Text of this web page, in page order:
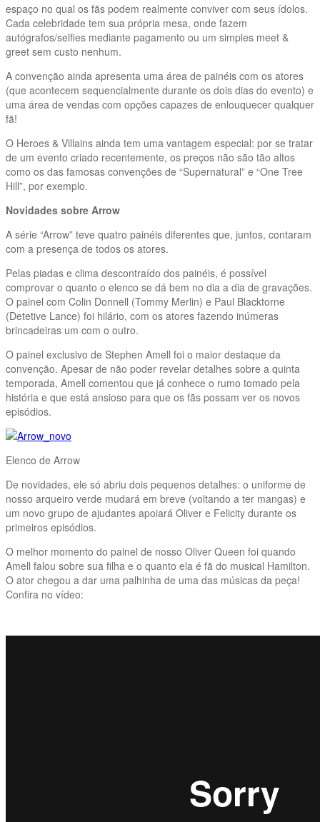
espaço no qual os fãs podem realmente conviver com seus ídolos.
Cada celebridade tem sua própria mesa, onde fazem
autógrafos/selfies mediante pagamento ou um simples meet &
greet sem custo nenhum.
A convenção ainda apresenta uma área de painéis com os atores
(que acontecem sequencialmente durante os dois dias do evento) e
uma área de vendas com opções capazes de enlouquecer qualquer
fã!
O Heroes & Villains ainda tem uma vantagem especial: por se tratar
de um evento criado recentemente, os preços não são tão altos
como os das famosas convenções de “Supernatural” e “One Tree
Hill”, por exemplo.
Novidades sobre Arrow
A série “Arrow” teve quatro painéis diferentes que, juntos, contaram
com a presença de todos os atores.
Pelas piadas e clima descontraído dos painéis, é possível
comprovar o quanto o elenco se dá bem no dia a dia de gravações.
O painel com Colin Donnell (Tommy Merlin) e Paul Blacktorne
(Detetive Lance) foi hilário, com os atores fazendo inúmeras
brincadeiras um com o outro.
O painel exclusivo de Stephen Amell foi o maior destaque da
convenção. Apesar de não poder revelar detalhes sobre a quinta
temporada, Amell comentou que já conhece o rumo tomado pela
história e que está ansioso para que os fãs possam ver os novos
episódios.
Elenco de Arrow
De novidades, ele só abriu dois pequenos detalhes: o uniforme de
nosso arqueiro verde mudará em breve (voltando a ter mangas) e
um novo grupo de ajudantes apoiará Oliver e Felicity durante os
primeiros episódios.
O melhor momento do painel de nosso Oliver Queen foi quando
Amell falou sobre sua filha e o quanto ela é fã do musical Hamilton.
O ator chegou a dar uma palhinha de uma das músicas da peça!
Confira no vídeo: